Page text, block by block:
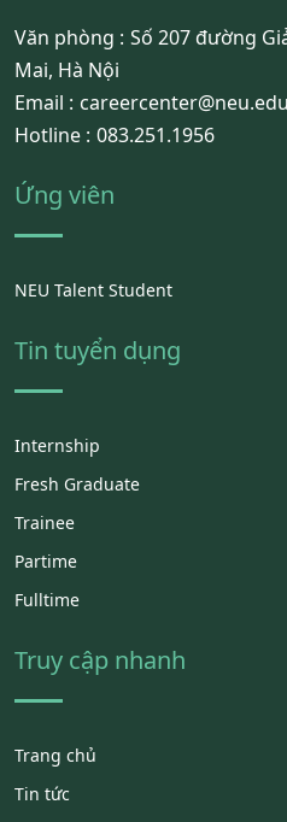
Văn phòng : Số 207 đường
Mai, Hà Nội
Email :
Hotline : 083.251.1956
Ứng viên
NEU Talent Student
Tin tuyển dụng
Internship
Fresh Graduate
Trainee
Partime
Fulltime
Truy cập nhanh
Trang chủ
Tin tức